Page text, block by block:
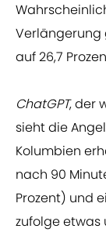
auf 26,7
ChatGPT, der
sieht die
Kolumbien
nach 90
Prozent) und
zufolge etwas